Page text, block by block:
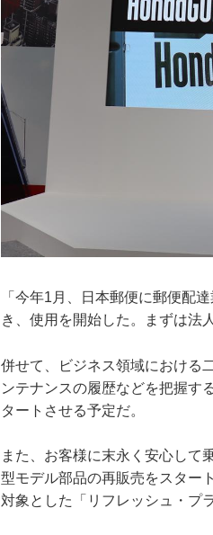
「今年1月、日本郵便に郵便配
き、使用を開始した。まずは法
併せて、ビジネス領域における
ンテナンスの履歴などを把握す
タートさせる予定だ。
また、お客様に末永く安心して
型モデル部品の再販売をスター
対象とした「リフレッシュ・プ